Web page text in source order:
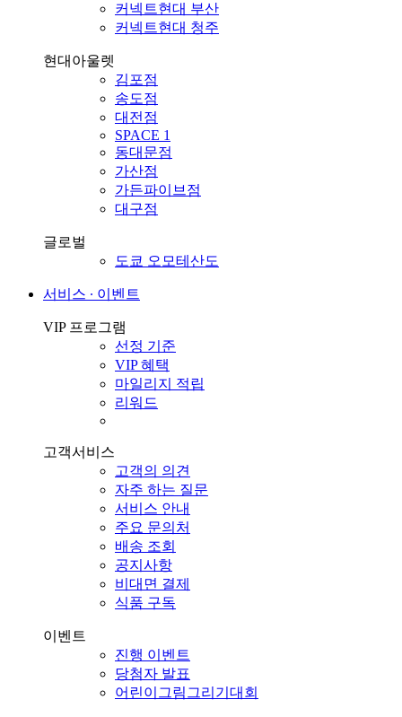
커넥트현대 부산
커넥트현대 청주
현대아울렛
김포점
송도점
대전점
SPACE 1
동대문점
가산점
가든파이브점
대구점
글로벌
도쿄 오모테산도
서비스 ∙ 이벤트
VIP 프로그램
선정 기준
VIP 혜택
마일리지 적립
리워드
고객서비스
고객의 의견
자주 하는 질문
서비스 안내
주요 문의처
배송 조회
공지사항
비대면 결제
식품 구독
이벤트
진행 이벤트
당첨자 발표
어린이그림그리기대회